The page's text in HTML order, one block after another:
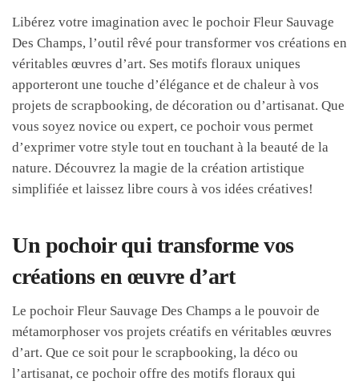
Libérez votre imagination avec le pochoir Fleur Sauvage
Des Champs, l’outil rêvé pour transformer vos créations en
véritables œuvres d’art. Ses motifs floraux uniques
apporteront une touche d’élégance et de chaleur à vos
projets de scrapbooking, de décoration ou d’artisanat. Que
vous soyez novice ou expert, ce pochoir vous permet
d’exprimer votre style tout en touchant à la beauté de la
nature. Découvrez la magie de la création artistique
simplifiée et laissez libre cours à vos idées créatives!
Un pochoir qui transforme vos
créations en œuvre d’art
Le pochoir Fleur Sauvage Des Champs a le pouvoir de
métamorphoser vos projets créatifs en véritables œuvres
d’art. Que ce soit pour le scrapbooking, la déco ou
l’artisanat, ce pochoir offre des motifs floraux qui